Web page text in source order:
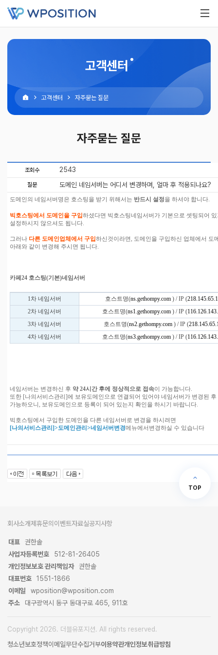
고객센터
고객센터 자주묻는 질문
자주묻는 질문
조회수 2543
질문 도메인 네임서버는 어디서 변경하며, 얼마 후 적용되나요?
도메인의 네임서버명은 호스팅을 받기 위해서는 반드시 설정을 하셔야 합니다.
빅호스팅에서 도메인을 구입하셨다면 빅호스팅네임서버가 기본으로 셋팅되어
설정하시지 않으셔도 됩니다.
그러나 다른 도메인업체에서 구입하신것이라면, 도메인을 구입하신 업체에서 도
아래와 같이 변경해 주시면 됩니다.
카페24 호스팅(기본)네임서버
1차 네임서버 호스트명(ns.gethompy.com) / IP (
2차 네임서버
호스트명(ns1.gethompy.com) / IP (
3차 네임서버
호스트명(ns2.gethompy.com) / IP (
4차 네임서버
호스트명(ns3.gethompy.com) / IP (
네임서버는 변경하신 후 약 24시간 후에 정상적으로 접속이 가능합니다.
또한 [나의서비스관리]에 보유도메인으로 연결되어 있어야 네임서버가 변경된
가능하오니, 보유도메인으로 등록이 되어 있는지 확인을 하시기 바랍니다.
빅호스팅에서 구입한 도메인을 다른 네임서버로 변경을 하시려면
[나의서비스관리]>도메인관리>네임서버변경메뉴에서변경하실 수 있습니다
TOP
회사소개제휴문의 이벤트자료실공지사항
대표
권한솔
사업자등록번호
512-81-26405
개인정보보호 관리책임자
권한솔
대표번호
1551-1866
이메일
wposition@wposition.com
주소
대구광역시 동구 동대구로 465, 911호
Copyright 2026. 더블유포지션. All rights reserved.
청소년보호정책이메일무단수집거부이용약관개인정보취급방침